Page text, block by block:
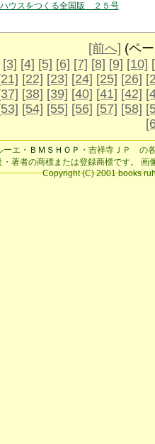
ウスをつくる全国版 ２５号
[前へ] (ペ
[3] [4] [5] [6] [7] [8] [9] [10]
[22] [23] [24] [25] [26]
[38] [39] [40] [41] [42]
[54] [55] [56] [57] [58]
ーエ・ ＢＭＳＨＯＰ ・吉祥寺ＪＰ の
・著者の商標または登録商標です。 画
Copyright (C) 2001 books